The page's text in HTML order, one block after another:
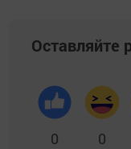
Оставляйте
0 0